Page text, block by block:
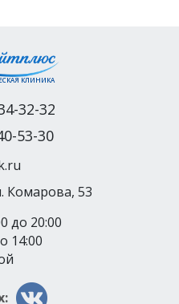
КЛИНИКА
32-32
53-30
Комарова, 53
до 20:00
14:00